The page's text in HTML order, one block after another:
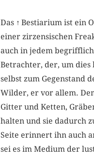
Das ↑ Bestiarium ist ein
einer zirzensischen
auch in jedem
Betrachter, der, um
selbst zum Gegenstand
Wilder, er vor allem.
Gitter und Ketten,
halten und sie dadurch
Seite erinnert ihn auch
sei es im Medium der